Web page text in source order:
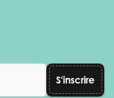
S'inscrire